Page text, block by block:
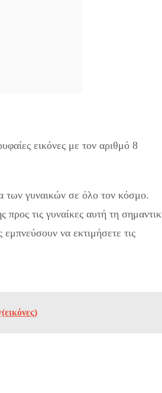
εικόνες με τον αριθμό 8
των γυναικών σε όλο τον κόσμο.
τις γυναίκες αυτή τη
να εκτιμήσετε τις